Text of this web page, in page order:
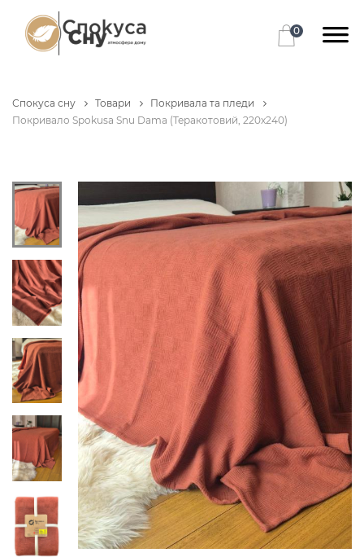
0
Спокуса сну Товари
Покривала та пледи
Покривало Spokusa Snu Dama (Теракотовий, 220х240)